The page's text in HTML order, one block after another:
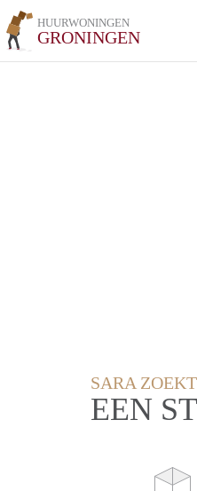
HUURWONINGEN
GRONINGEN
SARA
EEN